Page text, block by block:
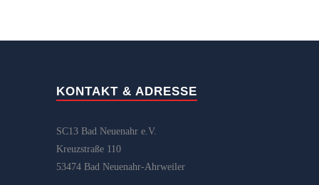
KONTAKT & ADRESSE
SC13 Bad Neuenahr e.V.
Kreuzstraße 110
53474 Bad Neuenahr-Ahrweiler